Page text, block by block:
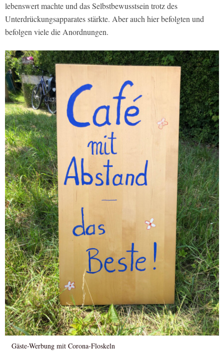
lebenswert machte und das Selbstbewusstsein trotz des
Unterdrückungsapparates stärkte. Aber auch hier befolgten und
befolgen viele die Anordnungen.
Gäste-Werbung mit Corona-Floskeln